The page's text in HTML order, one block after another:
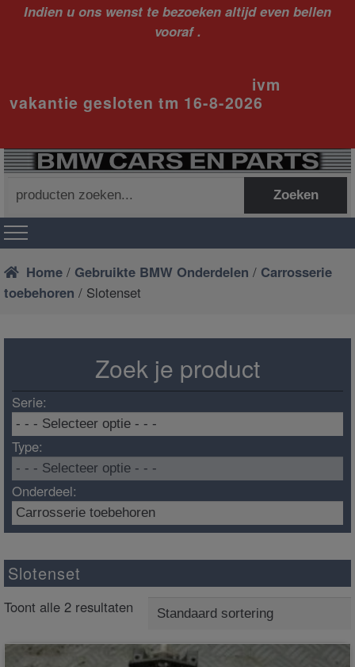
Indien u ons wenst te bezoeken altijd even bellen
vooraf .
ivm
vakantie gesloten tm 16-8-2026
naar:
Zoeken
Home / Gebruikte BMW Onderdelen / Carrosserie
toebehoren / Slotenset
Zoek je product
Serie:
Type:
Onderdeel:
Slotenset
Toont alle 2 resultaten